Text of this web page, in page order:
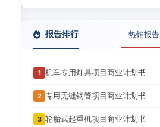
报告排行 热销报告
1 机车专用灯具项目商业计划书
2 专用无缝钢管项目商业计划书
3 轮胎式起重机项目商业计划书